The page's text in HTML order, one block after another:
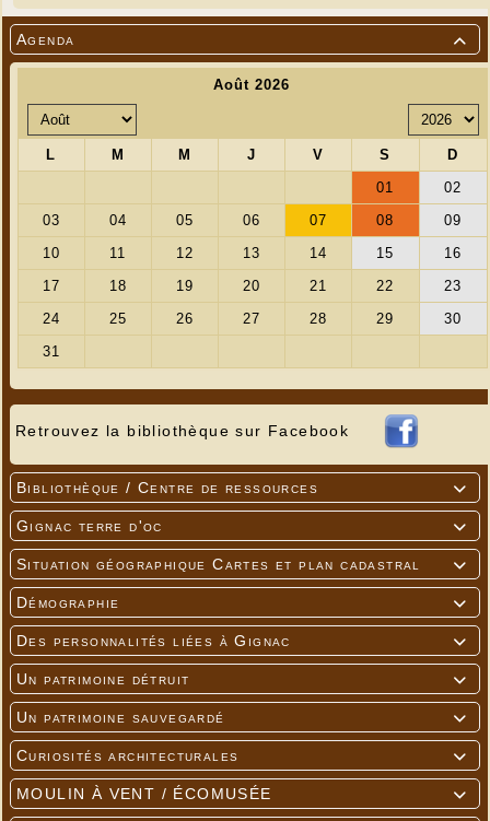

Agenda
Retrouvez la bibliothèque sur Facebook

Bibliothèque / Centre de ressources

Gignac terre d'oc

Situation géographique Cartes et plan cadastral

Démographie

Des personnalités liées à Gignac

Un patrimoine détruit

Un patrimoine sauvegardé

Curiosités architecturales

MOULIN À VENT / ÉCOMUSÉE